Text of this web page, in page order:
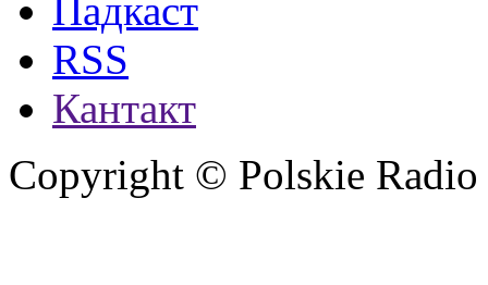
Падкаст
RSS
Кантакт
Copyright © Polskie